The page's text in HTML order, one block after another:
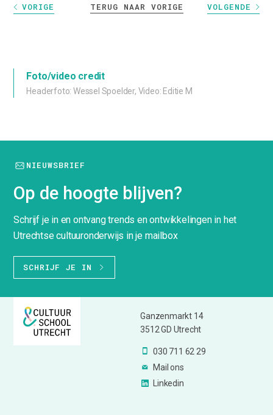
VORIGE TERUG NAAR VORIGE VOLGENDE
Foto/video credit
Headerfoto: Wessel Spoelder, Video: Editie M
NIEUWSBRIEF
Op de hoogte blijven?
Schrijf je in en ontvang trends en ontwikkelingen in het
Utrechtse cultuuronderwijs in je mailbox
SCHRIJF JE IN
Ganzenmarkt 14
3512 GD Utrecht
030 711 62 29
Mail ons
Linkedin